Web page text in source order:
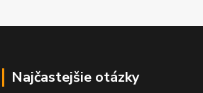
Najčastejšie otázky